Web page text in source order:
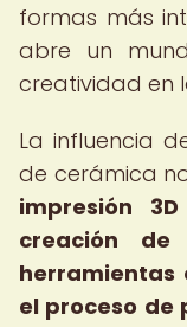
formas más
abre un
creatividad en
La influencia
de cerámica
impresión
creación de
herramientas
el proceso de